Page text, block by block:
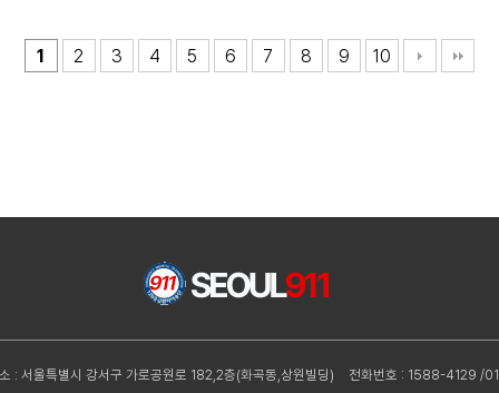
1 2 3 4 5 6 7 8 9 10
: 서울특별시 강서구 가로공원로 182,2층(화곡동,상원빌딩) 전화번호 : 1588-4129 /